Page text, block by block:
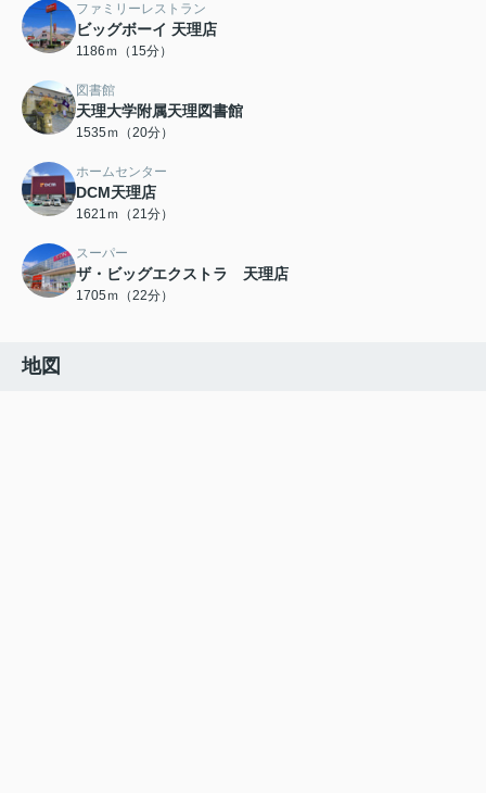
ファミリーレストラン
ビッグボーイ 天理店
1186ｍ（15分）
図書館
天理大学附属天理図書館
1535ｍ（20分）
ホームセンター
DCM天理店
1621ｍ（21分）
スーパー
ザ・ビッグエクストラ 天理店
1705ｍ（22分）
地図